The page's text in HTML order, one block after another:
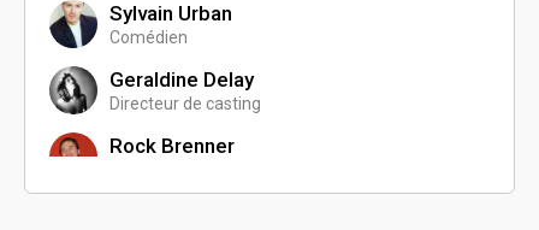
Sylvain Urban
Comédien
Geraldine Delay
Directeur de casting
Rock Brenner